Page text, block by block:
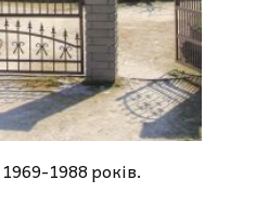
1988 років.